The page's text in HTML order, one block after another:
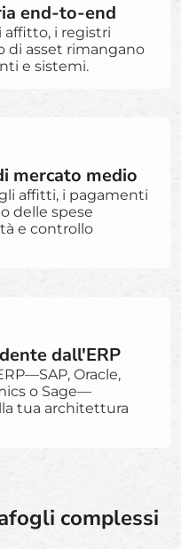
end-to-end
affitto, i registri
di asset rimangano
e sistemi.
mercato medio
affitti, i pagamenti
delle spese
e controllo
dall'ERP
Oracle,
o Sage—
tua architettura
complessi